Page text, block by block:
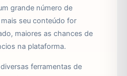
grande número de
seu conteúdo for
maiores as chances de
na plataforma.
ferramentas de